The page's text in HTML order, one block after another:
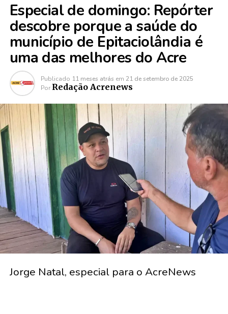
Especial de domingo: Repórter
descobre porque a saúde do
município de Epitaciolândia é
uma das melhores do Acre
Publicado 11 meses atrás em 21 de setembro de 2025
Por Redação Acrenews
Jorge Natal, especial para o AcreNews